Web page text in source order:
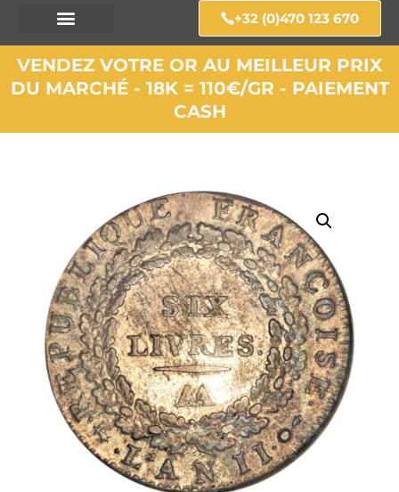
+32 (0)470 123 670
VENDEZ VOTRE OR AU MEILLEUR PRIX
DU MARCHÉ - 18K = 110€/GR - PAIEMENT
CASH